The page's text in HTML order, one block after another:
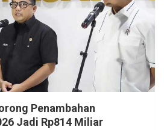
Penambahan
Jadi Rp814 Miliar